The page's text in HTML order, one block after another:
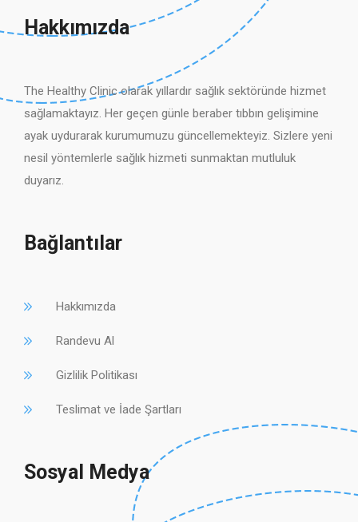
Hakkımızda
The Healthy Clinic olarak yıllardır sağlık sektöründe hizmet
sağlamaktayız. Her geçen günle beraber tıbbın gelişimine
ayak uydurarak kurumumuzu güncellemekteyiz. Sizlere yeni
nesil yöntemlerle sağlık hizmeti sunmaktan mutluluk
duyarız.
Bağlantılar
Hakkımızda
Randevu Al
Gizlilik Politikası
Teslimat ve İade Şartları
Sosyal Medya